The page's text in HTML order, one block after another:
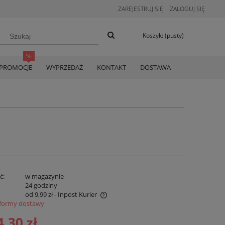
ZAREJESTRUJ SIĘ ZALOGUJ SIĘ
Koszyk: (pusty)
WYPRZEDAŻ KONTAKT DOSTAWA
w magazynie
24 godziny
od 9,99 zł- Inpost Kurier
koszty płatności online
dostawy